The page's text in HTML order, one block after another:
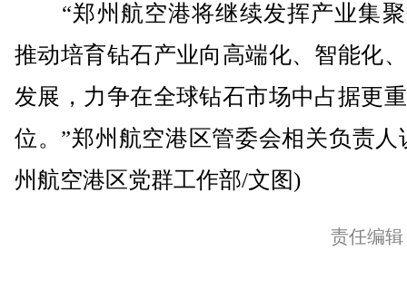
“郑州航空港将继续发挥产业集聚
推动培育钻石产业向高端化、智能化
发展，力争在全球钻石市场中占据更
位。”郑州航空港区管委会相关负责人
州航空港区党群工作部/文图)
责任编